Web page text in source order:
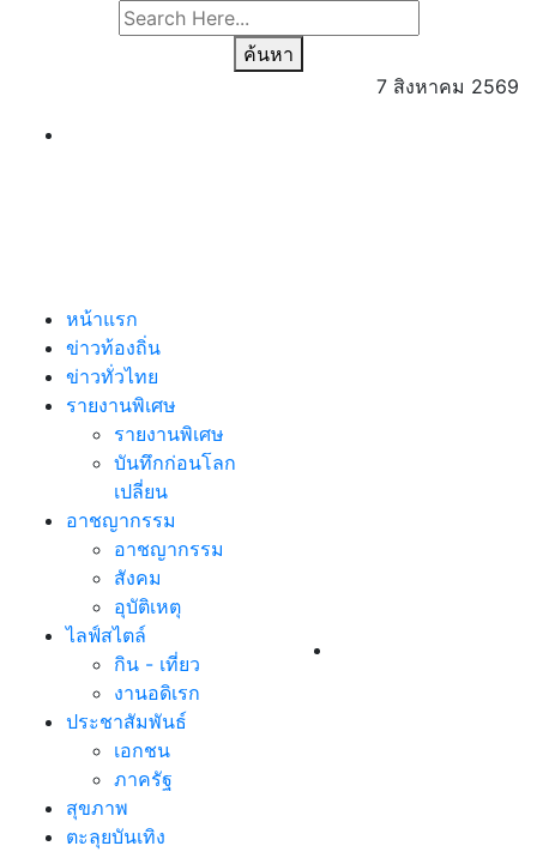
ค้นหา
7 สิงหาคม 2569
หน้าแรก
ข่าวท้องถิ่น
ข่าวทั่วไทย
รายงานพิเศษ
รายงานพิเศษ
บันทึกก่อนโลก
เปลี่ยน
อาชญากรรม
อาชญากรรม
สังคม
อุบัติเหตุ
ไลฟ์สไตล์
กิน - เที่ยว
งานอดิเรก
ประชาสัมพันธ์
เอกชน
ภาครัฐ
สุขภาพ
ตะลุยบันเทิง